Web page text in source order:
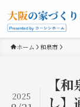
ホーム 和泉市
【
し】
2025